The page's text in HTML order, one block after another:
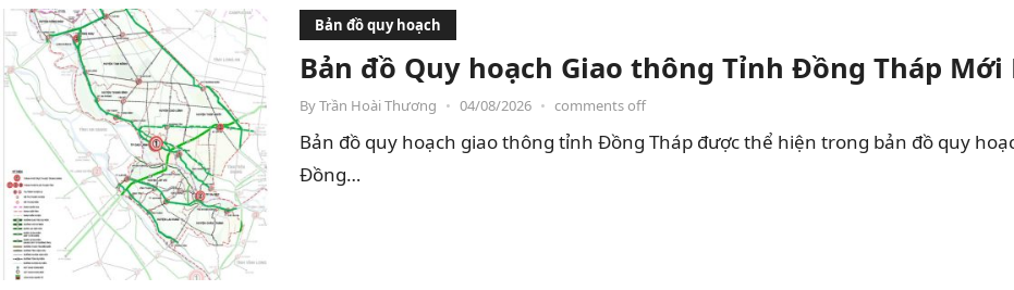
Bản đồ quy hoạch
Bản đồ Quy hoạch Giao thông Tỉnh Đồng Tháp
ByTrần Hoài Thương • 04/08/2026 • comments off
Bản đồ quy hoạch giao thông tỉnh Đồng Tháp được thể hiện trong bản đồ quy
Đồng…